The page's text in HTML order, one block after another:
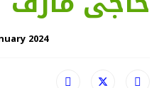
2024